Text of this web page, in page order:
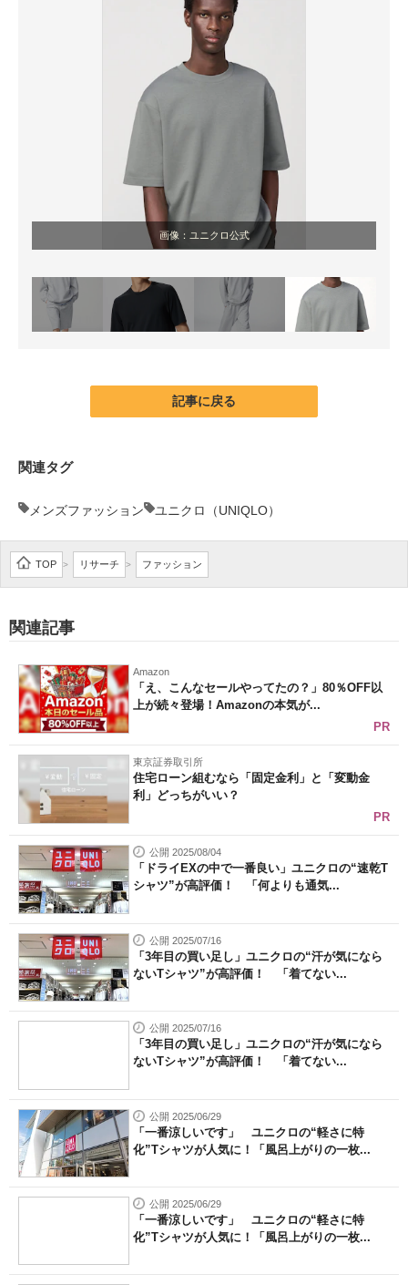
画像：ユニクロ公式
記事に戻る
関連タグ
メンズファッション ユニクロ（UNIQLO）
TOP > リサーチ > ファッション
関連記事
Amazon
「え、こんなセールやってたの？」80％OFF以
上が続々登場！Amazonの本気が...
PR
東京証券取引所
住宅ローン組むなら「固定金利」と「変動金
利」どっちがいい？
PR
公開 2025/08/04
「ドライEXの中で一番良い」ユニクロの“速乾T
シャツ”が高評価！ 「何よりも通気...
公開 2025/07/16
「3年目の買い足し」ユニクロの“汗が気になら
ないTシャツ”が高評価！ 「着てない...
公開 2025/07/16
「3年目の買い足し」ユニクロの“汗が気になら
ないTシャツ”が高評価！ 「着てない...
公開 2025/06/29
「一番涼しいです」 ユニクロの“軽さに特
化”Tシャツが人気に！「風呂上がりの一枚...
公開 2025/06/29
「一番涼しいです」 ユニクロの“軽さに特
化”Tシャツが人気に！「風呂上がりの一枚...